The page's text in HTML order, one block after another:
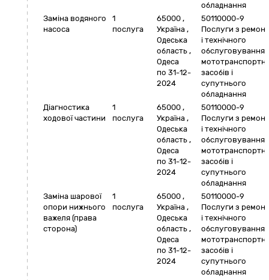
обладнання
Заміна водяного
насоса
1
послуга
65000 ,
Україна ,
Одеська
область ,
Одеса
по 31-12-
2024
50110000-9
Послуги з
і технічного
обслуговування
засобів і
супутнього
обладнання
Діагностика
ходової частини
1
послуга
65000 ,
Україна ,
Одеська
область ,
Одеса
по 31-12-
2024
50110000-9
Послуги з
і технічного
обслуговування
засобів і
супутнього
обладнання
Заміна шарової
опори нижнього
важеля (права
сторона)
1
послуга
65000 ,
Україна ,
Одеська
область ,
Одеса
по 31-12-
2024
50110000-9
Послуги з
і технічного
обслуговування
засобів і
супутнього
обладнання